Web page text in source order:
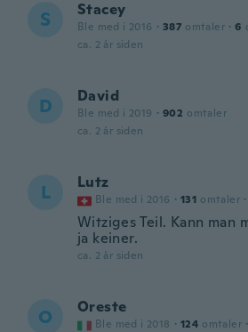
S Stacey
Ble med i 2016 · 387 omtaler · 6
ca. 2 år siden
D David
Ble med i 2019 · 902 omtaler
ca. 2 år siden
L Lutz
Ble med i 2016 · 131 omtaler ·
Witziges Teil. Kann man
ja keiner.
ca. 2 år siden
O Oreste
Ble med i 2018 · 124 omtaler ·